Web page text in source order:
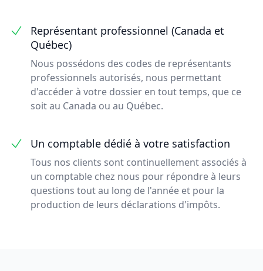
Représentant professionnel (Canada et
Québec)
Nous possédons des codes de représentants
professionnels autorisés, nous permettant
d'accéder à votre dossier en tout temps, que ce
soit au Canada ou au Québec.
Un comptable dédié à votre satisfaction
Tous nos clients sont continuellement associés à
un comptable chez nous pour répondre à leurs
questions tout au long de l'année et pour la
production de leurs déclarations d'impôts.